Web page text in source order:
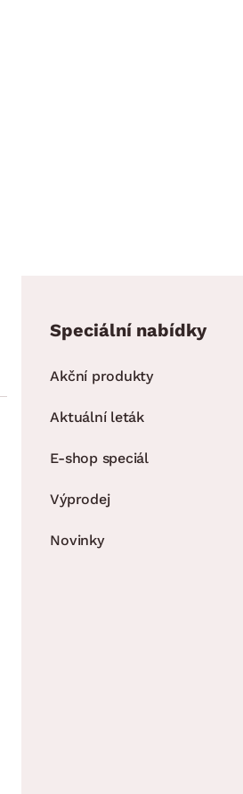
Speciální nabídky
Akční produkty
Aktuální leták
E-shop speciál
Výprodej
Novinky